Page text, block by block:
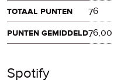
totaal punten
76
punten gemiddeld76,00
Spotify